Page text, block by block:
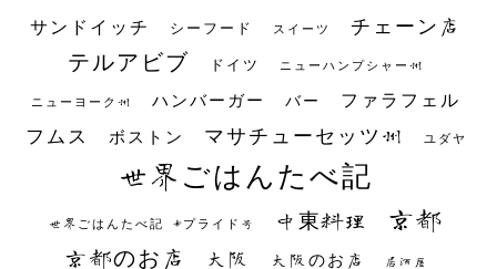
サンドイッチ シーフード スイーツ チェーン店
テルアビブ ドイツ ニューハンプシャー州
ニューヨーク州 ハンバーガー バー ファラフェル
フムス ボストン マサチューセッツ州 ユダヤ
世界ごはんたべ記
世界ごはんたべ記 #プライド号 中東料理 京都
京都のお店 大阪 大阪のお店 居酒屋